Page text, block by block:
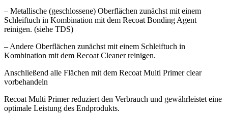
– Metallische (geschlossene) Oberflächen zunächst mit einem
Schleiftuch in Kombination mit dem Recoat Bonding Agent
reinigen. (siehe TDS)
– Andere Oberflächen zunächst mit einem Schleiftuch in
Kombination mit dem Recoat Cleaner reinigen.
Anschließend alle Flächen mit dem Recoat Multi Primer clear
vorbehandeln
Recoat Multi Primer reduziert den Verbrauch und gewährleistet eine
optimale Leistung des Endprodukts.